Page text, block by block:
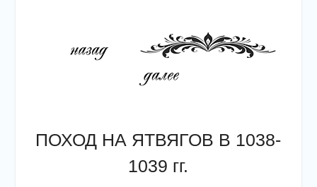
ПОХОД НА ЯТВЯГОВ В 1038-
1039 гг.